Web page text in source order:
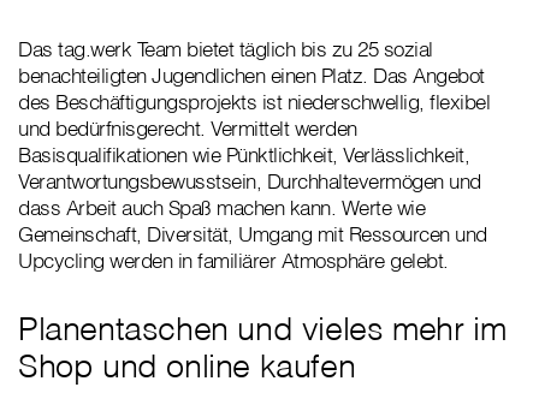
Das tag.werk Team bietet täglich bis zu 25 sozial
benachteiligten Jugendlichen einen Platz. Das Angebot
des Beschäftigungsprojekts ist niederschwellig, flexibel
und bedürfnisgerecht. Vermittelt werden
Basisqualifikationen wie Pünktlichkeit, Verlässlichkeit,
Verantwortungsbewusstsein, Durchhaltevermögen und
dass Arbeit auch Spaß machen kann. Werte wie
Gemeinschaft, Diversität, Umgang mit Ressourcen und
Upcycling werden in familiärer Atmosphäre gelebt.
Planentaschen und vieles mehr im
Shop und online kaufen